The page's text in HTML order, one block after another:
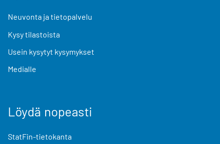
Neuvonta ja tietopalvelu
Kysy tilastoista
Usein kysytyt kysymykset
Medialle
Löydä nopeasti
StatFin-tietokanta